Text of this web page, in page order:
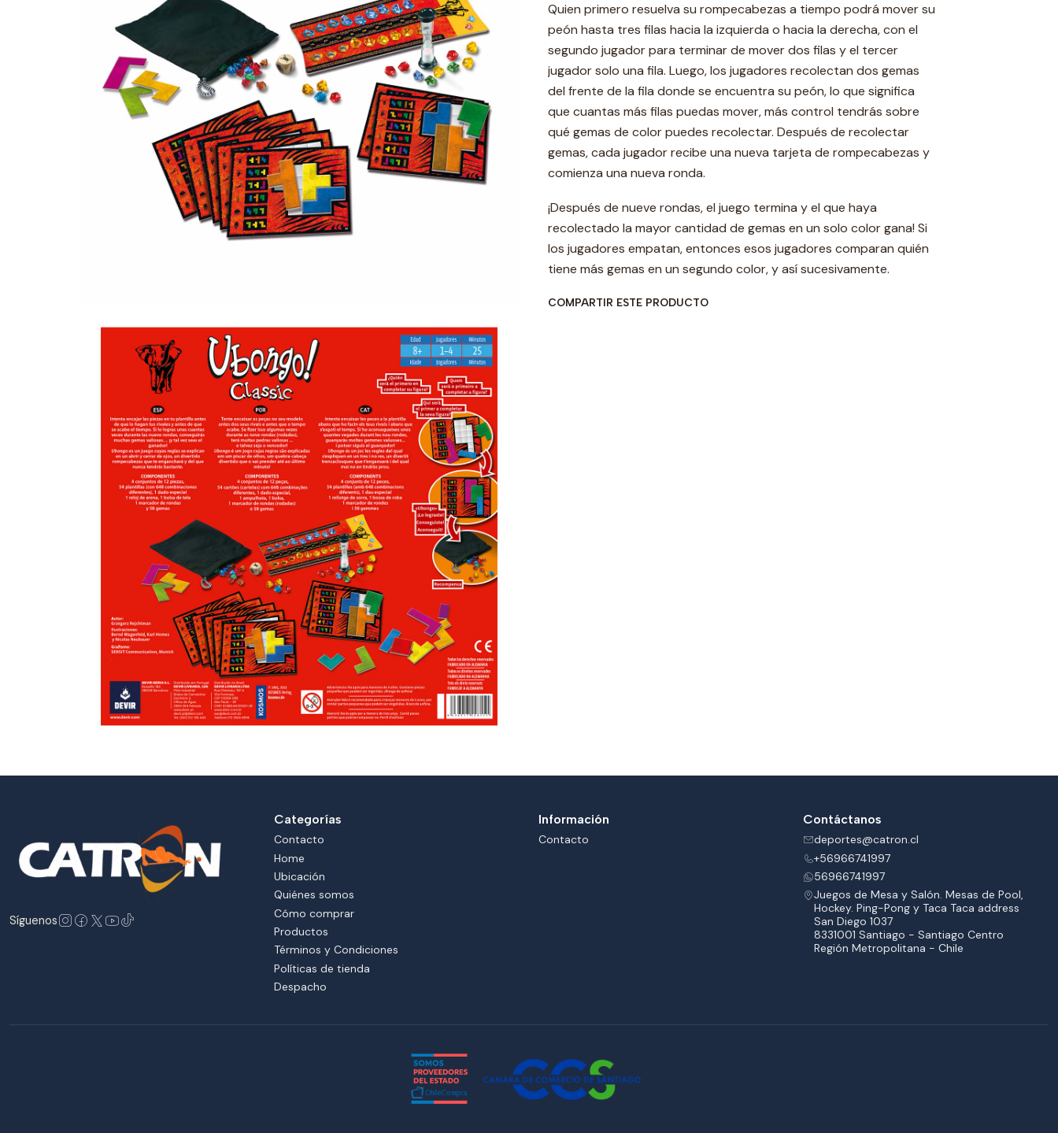
Quien primero resuelva su rompecabezas a tiempo podrá mover su
peón hasta tres filas hacia la izquierda o hacia la derecha, con el
segundo jugador para terminar de mover dos filas y el tercer
jugador solo una fila. Luego, los jugadores recolectan dos gemas
del frente de la fila donde se encuentra su peón, lo que significa
que cuantas más filas puedas mover, más control tendrás sobre
qué gemas de color puedes recolectar. Después de recolectar
gemas, cada jugador recibe una nueva tarjeta de rompecabezas y
comienza una nueva ronda.
¡Después de nueve rondas, el juego termina y el que haya
recolectado la mayor cantidad de gemas en un solo color gana! Si
los jugadores empatan, entonces esos jugadores comparan quién
tiene más gemas en un segundo color, y así sucesivamente.
COMPARTIR ESTE PRODUCTO
Síguenos
Categorías
Contacto
Home
Ubicación
Quiénes somos
Cómo comprar
Productos
Términos y Condiciones
Políticas de tienda
Despacho
Información
Contacto
Contáctanos
deportes@catron.cl
+56966741997
56966741997
Juegos de Mesa y Salón. Mesas de Pool,
Hockey. Ping-Pong y Taca Taca address
San Diego 1037
8331001 Santiago - Santiago Centro
Región Metropolitana - Chile